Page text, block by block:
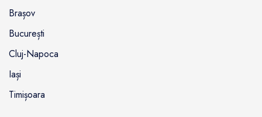
Brașov
București
Cluj-Napoca
Iași
Timișoara